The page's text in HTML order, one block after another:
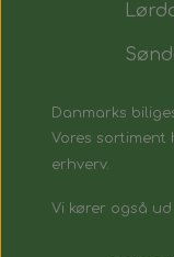
Danmarks
Vores sortiment
erhverv.
Vi kører også